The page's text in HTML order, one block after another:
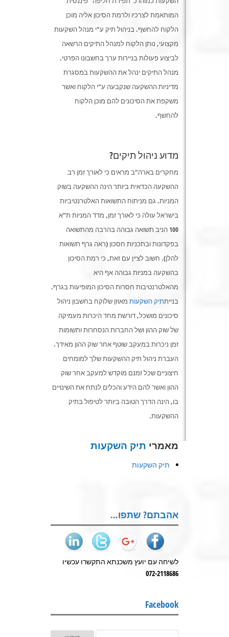
המותאמת לצרכיו ולרמת הסיכון אליה מוכן
הלקוח להחשף. בניהול תיק ע"י מנהל השקעות
מקצועי, נותן הלקוח למנהל התיקים הרשאה
לביצוע פעולות בניירות ערך בחשבונו הפרטי.
מנהל התיקים ינהל את ההשקעות במסגרת
מדיניות ההשקעה שנקבעה ע"י הלקוח ואשר
משקפת את הסיכונים להם מוכן הלקוח
להחשף.
מדוע ניהול תיקים?
מחקרים בארה"ב מראים כי לאורך זמן רב
ההשקעה הכדאית ביותר הינה ההשקעה בשוק
המניות. גם מניתוח התשואות האלטרנטיביות
בישראל עולה כי לאורך זמן, מדד המניות ת"א
100 הניב תשואה גבוהה בהרבה מהתשואה
בפקדונות ובתכניות חסכון (ראה גרף תשואות
להלן). חשוב לציין עם זאת, כי רמת הסיכון
בהשקעה במניות גבוהה אף היא
מהאלטרנטיבות חסרות הסיכון המופיעות בגרף.
בנייתתיק השקעות מאוזן שלוקח בחשבון ניהול
סיכונים מושכל, דורשת מחד היכרות מעמיקה
של שוק ההון ושל החברות הנסחרות ותשומות
זמן ניכרות במעקב שוטף אחר שוק ההון מאידך.
העברת ניהול תיק ההשקעות שלך למומחים
חיצוניים שכל זמנם מוקדש למעקב אחר שוק
ההון ואשר להם הידע והכלים לנתח את השינויים
בו, הינה הדרך הטובה ביותר לטיפול בתיק
ההשקעות.
מאמרי תיק השקעות
תיק השקעות
אהבתם? שתפו…
לשיחה עם יועץ משכנתא התקשרו עכשיו
072-2118686
Facebook